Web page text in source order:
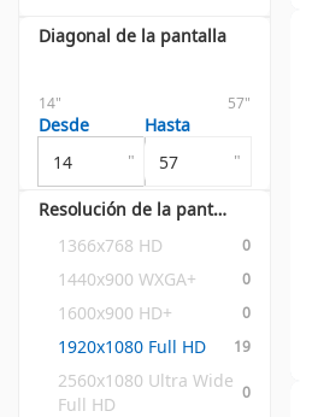
Diagonal de la pantalla
14" 57"
Desde
"
Hasta
"
Resolución de la pantalla
1366x768 HD
0
1440x900 WXGA+ 0
1600x900 HD+ 0
1920x1080 Full HD 19
2560x1080 Ultra Wide
Full HD
0